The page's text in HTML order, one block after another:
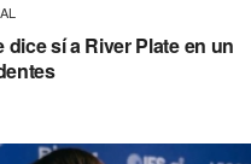
sí a River Plate en un